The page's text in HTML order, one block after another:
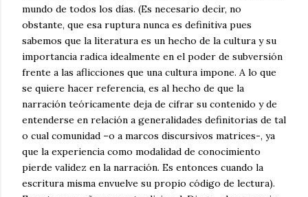
mundo de todos los días. (Es necesario decir, no
obstante, que esa ruptura nunca es definitiva pues
sabemos que la literatura es un hecho de la cultura y su
importancia radica idealmente en el poder de subversión
frente a las aflicciones que una cultura impone. A lo que
se quiere hacer referencia, es al hecho de que la
narración teóricamente deja de cifrar su contenido y de
entenderse en relación a generalidades definitorias de tal
o cual comunidad –o a marcos discursivos matrices-, ya
que la experiencia como modalidad de conocimiento
pierde validez en la narración. Es entonces cuando la
escritura misma envuelve su propio código de lectura).